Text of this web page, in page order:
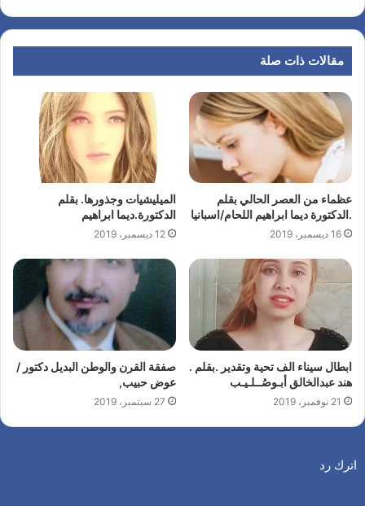
مقالات ذات صلة
عظماء من العصر الحالي بقلم
.الدكتورة ديما ابراهيم اللحام/اسبانيا
16 ديسمبر، 2019
الميليشيات وجذورها. بقلم
الدكتورة.ديما ابراهيم
12 ديسمبر، 2019
ابطال سيناء الف تحية وتقدير .بقلم .
هند عبدالخالق أبـوصُــلـيـب
21 نوفمبر، 2019
صفقة القرن والوطن البديل دكتور /
عوض حبيب,
27 سبتمبر، 2019
اترك رد